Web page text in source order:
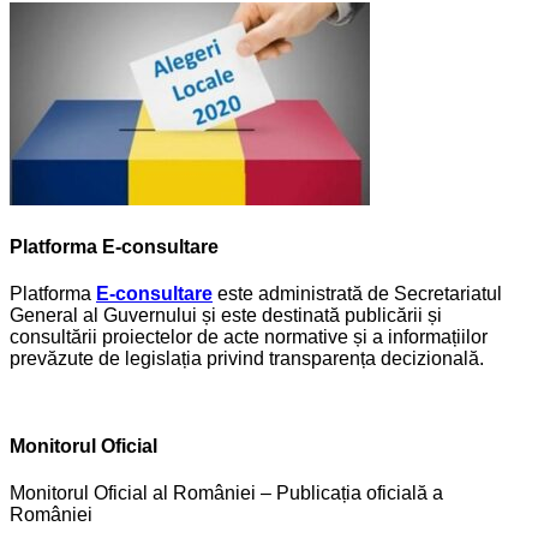
Platforma E-consultare
Platforma E-consultare este administrată de Secretariatul
General al Guvernului și este destinată publicării și
consultării proiectelor de acte normative și a informațiilor
prevăzute de legislația privind transparența decizională.
Monitorul Oficial
Monitorul Oficial al României – Publicația oficială a
României